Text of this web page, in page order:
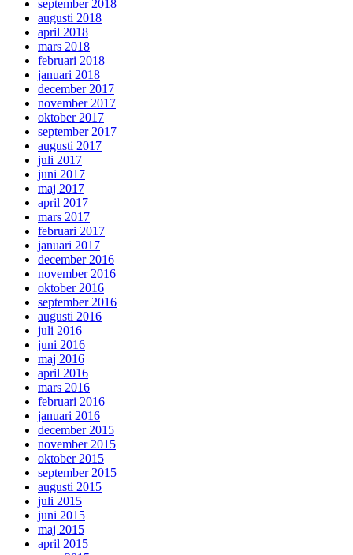
september 2018
augusti 2018
april 2018
mars 2018
februari 2018
januari 2018
december 2017
november 2017
oktober 2017
september 2017
augusti 2017
juli 2017
juni 2017
maj 2017
april 2017
mars 2017
februari 2017
januari 2017
december 2016
november 2016
oktober 2016
september 2016
augusti 2016
juli 2016
juni 2016
maj 2016
april 2016
mars 2016
februari 2016
januari 2016
december 2015
november 2015
oktober 2015
september 2015
augusti 2015
juli 2015
juni 2015
maj 2015
april 2015